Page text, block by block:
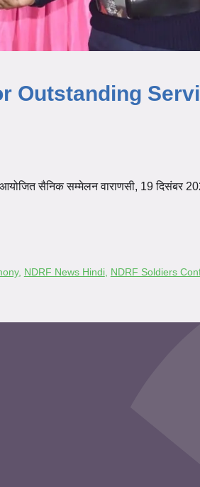
Outstanding
सैनिक सम्मेलन वाराणसी, 19 दिसंबर
, NDRF News Hindi, NDRF Soldiers